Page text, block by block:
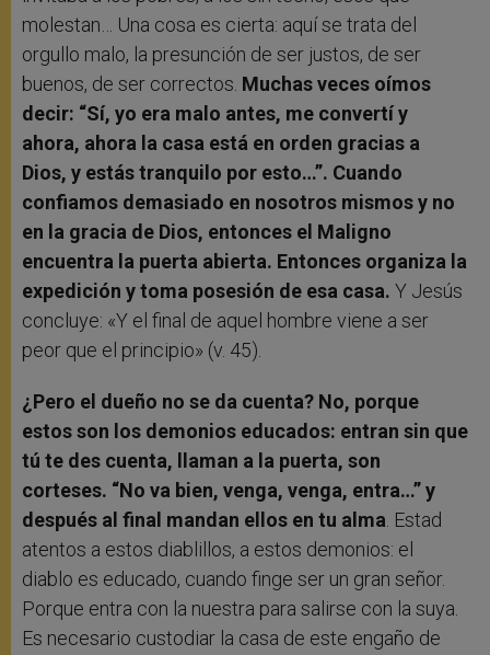
molestan… Una cosa es cierta: aquí se trata del
orgullo malo, la presunción de ser justos, de ser
buenos, de ser correctos. Muchas veces oímos
decir: “Sí, yo era malo antes, me convertí y
ahora, ahora la casa está en orden gracias a
Dios, y estás tranquilo por esto…”. Cuando
confiamos demasiado en nosotros mismos y no
en la gracia de Dios, entonces el Maligno
encuentra la puerta abierta. Entonces organiza la
expedición y toma posesión de esa casa. Y Jesús
concluye: «Y el final de aquel hombre viene a ser
peor que el principio» (v. 45).
¿Pero el dueño no se da cuenta? No, porque
estos son los demonios educados: entran sin que
tú te des cuenta, llaman a la puerta, son
corteses. “No va bien, venga, venga, entra…” y
después al final mandan ellos en tu alma. Estad
atentos a estos diablillos, a estos demonios: el
diablo es educado, cuando finge ser un gran señor.
Porque entra con la nuestra para salirse con la suya.
Es necesario custodiar la casa de este engaño de